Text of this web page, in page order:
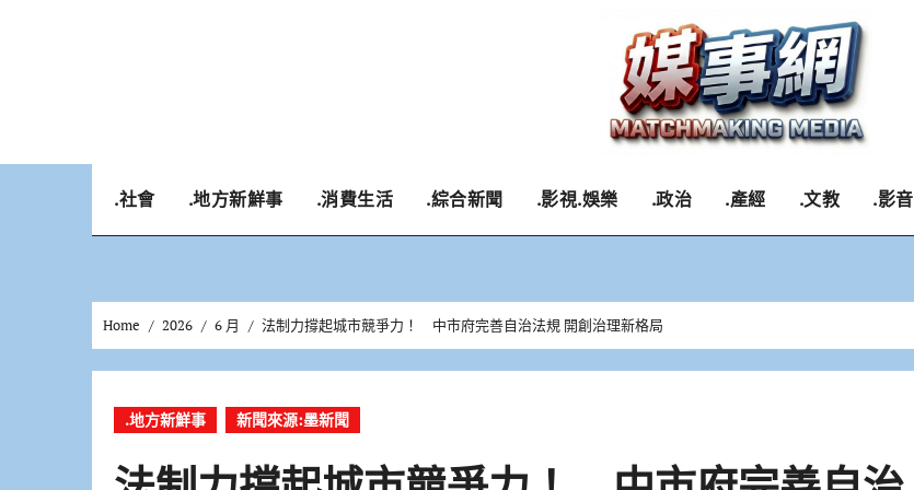
.社會 .地方新鮮事 .消費生活 .綜合新聞 .影視.娛樂 .政治 .產經 .文教 .影音
Home 2026 6 月 法制力撐起城市競爭力！ 中市府完善自治法規 開創治理新格局
.地方新鮮事 新聞來源:墨新聞